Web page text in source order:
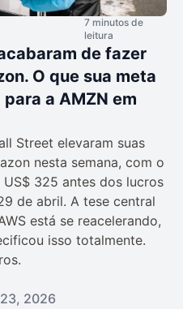
7 minutos de
leitura
de fazer
O que sua meta
a AMZN em
Street elevaram suas
nesta semana, com o
US$ 325 antes dos lucros
de abril. A tese central
está se reacelerando,
isso totalmente.
2026